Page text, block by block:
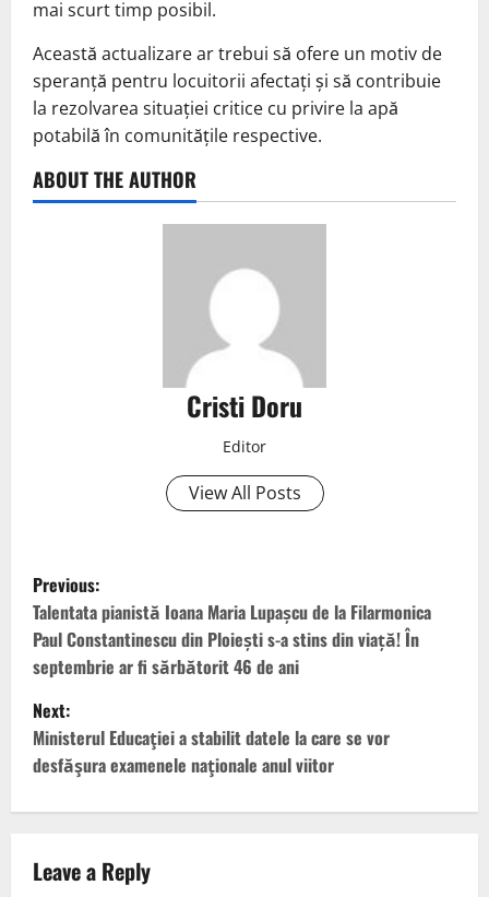
mai scurt timp posibil.
Această actualizare ar trebui să ofere un motiv de
speranță pentru locuitorii afectați și să contribuie
la rezolvarea situației critice cu privire la apă
potabilă în comunitățile respective.
ABOUT THE AUTHOR
Cristi Doru
Editor
View All Posts
Previous:
Talentata pianistă Ioana Maria Lupașcu de la Filarmonica
Paul Constantinescu din Ploiești s-a stins din viață! În
septembrie ar fi sărbătorit 46 de ani
Next:
Ministerul Educaţiei a stabilit datele la care se vor
desfăşura examenele naţionale anul viitor
Leave a Reply